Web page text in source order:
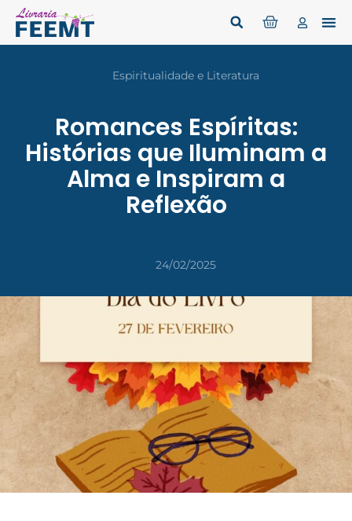
Espiritualidade e Literatura
Romances Espíritas:
Histórias que Iluminam a
Alma e Inspiram a
Reflexão
24/02/2025